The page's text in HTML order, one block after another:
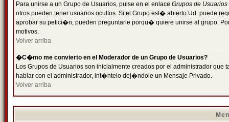
Para unirse a un Grupo de Usuarios, pulse en el enlace Grupos de Usuarios
otros pueden tener usuarios ocultos. Si el Grupo est� abierto Ud. puede
aprobar su petici�n; pueden preguntarle porqu� quiere unirse al grupo.
motivos.
Volver arriba
�C�mo me convierto en el Moderador de un Grupo de Usuarios?
Los Grupos de Usuarios son inicialmente creados por el administrador
hablar con el administrador, int�ntelo dej�ndole un Mensaje Privado.
Volver arriba